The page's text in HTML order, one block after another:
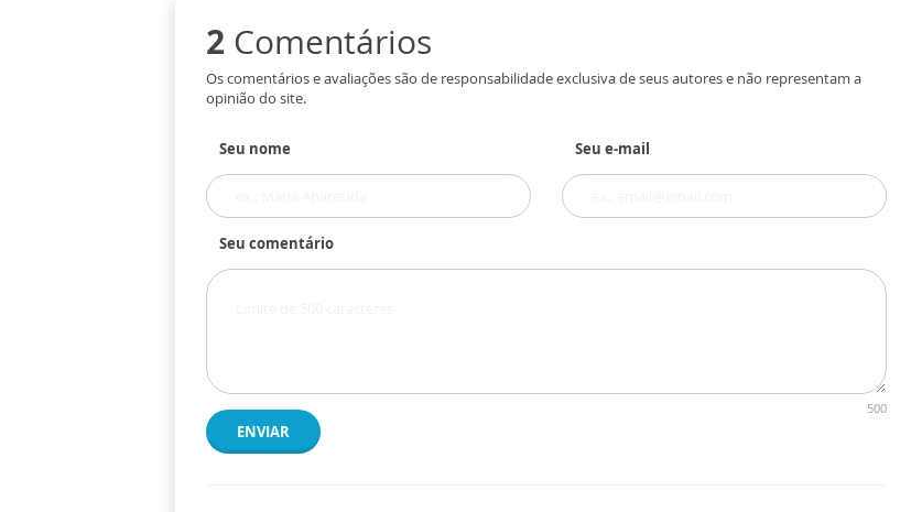
2 Comentários
Os comentários e avaliações são de responsabilidade exclusiva de seus autores e não representam a
opinião do site.
Seu nome Seu e-mail
Seu comentário
500
ENVIAR